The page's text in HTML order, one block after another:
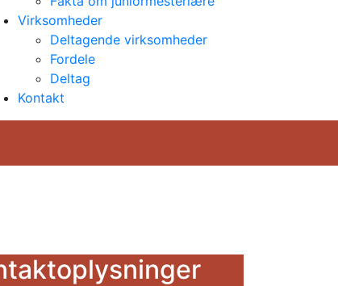
Virksomheder
Deltagende virksomheder
Fordele
Deltag
Kontakt